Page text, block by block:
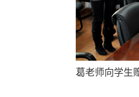
葛老师向学生